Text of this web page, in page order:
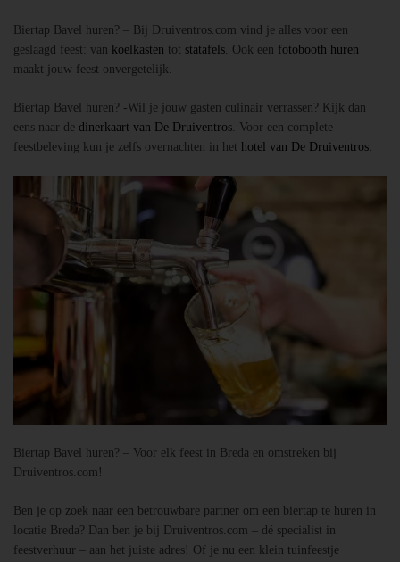
Biertap Bavel huren? – Bij Druiventros.com vind je alles voor een
geslaagd feest: van koelkasten tot statafels. Ook een fotobooth huren
maakt jouw feest onvergetelijk.
Biertap Bavel huren? -Wil je jouw gasten culinair verrassen? Kijk dan
eens naar de dinerkaart van De Druiventros. Voor een complete
feestbeleving kun je zelfs overnachten in het hotel van De Druiventros.
Biertap Bavel huren? – Voor elk feest in Breda en omstreken bij
Druiventros.com!
Ben je op zoek naar een betrouwbare partner om een biertap te huren in
locatie Breda? Dan ben je bij Druiventros.com – dé specialist in
feestverhuur – aan het juiste adres! Of je nu een klein tuinfeestje